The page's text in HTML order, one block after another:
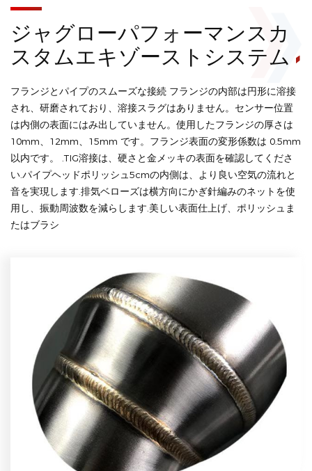
ジャグローパフォーマンスカ
スタムエキゾーストシステム
フランジとパイプのスムーズな接続 フランジの内部は円形に溶接
され、研磨されており、溶接スラグはありません。センサー位置
は内側の表面にはみ出していません。使用したフランジの厚さは
10mm、12mm、15mm です。フランジ表面の変形係数は 0.5mm
以内です。 .TIG溶接は、硬さと金メッキの表面を確認してくださ
い.パイプヘッドポリッシュ5cmの内側は、より良い空気の流れと
音を実現します.排気ベローズは横方向にかぎ針編みのネットを使
用し、振動周波数を減らします.美しい表面仕上げ、ポリッシュま
たはブラシ